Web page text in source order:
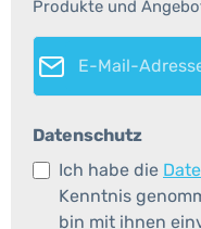
Produkte und
E-Mail-Adresse*
Datenschutz
Ich habe die
Kenntnis
bin mit ihnen